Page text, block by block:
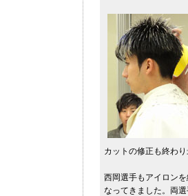
カットの修正も終わ
西岡選手もアイロン
なってきました。両